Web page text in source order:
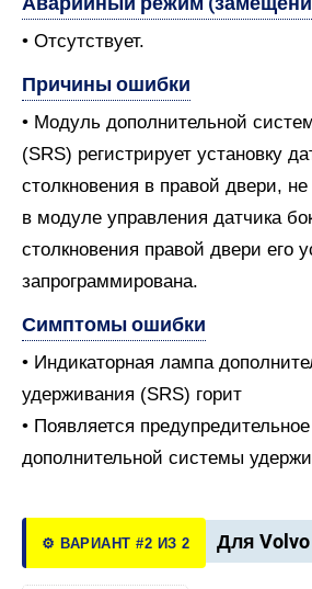
• Отсутствует.
Причины ошибки
• Модуль дополнительной
(SRS) регистрирует установку
столкновения в правой двери,
в модуле управления датчика
столкновения правой двери его
запрограммирована.
Симптомы ошибки
• Индикаторная лампа
удерживания (SRS) горит
• Появляется
дополнительной системы
⚙️ ВАРИАНТ #2 ИЗ 2 Для Volvo